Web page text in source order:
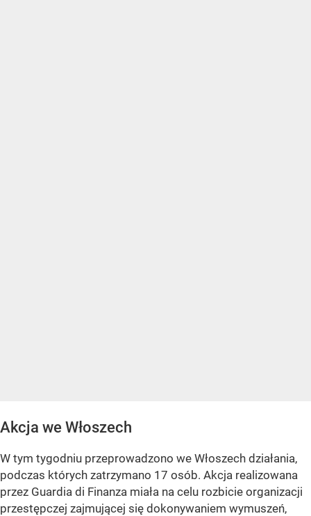
Akcja we Włoszech
W tym tygodniu przeprowadzono we Włoszech działania,
podczas których zatrzymano 17 osób. Akcja realizowana
przez Guardia di Finanza miała na celu rozbicie organizacji
przestępczej zajmującej się dokonywaniem wymuszeń,